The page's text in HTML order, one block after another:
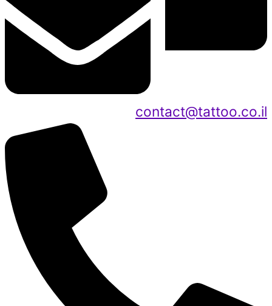
contact@tattoo.co.il